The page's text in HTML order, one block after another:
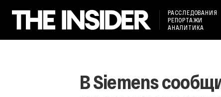
РАССЛЕДОВАНИЯ
РЕПОРТАЖИ
АНАЛИТИКА
В Siemens